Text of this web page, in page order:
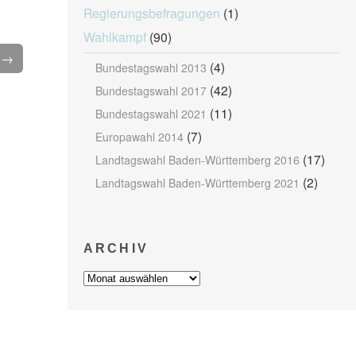
→
Regierungsbefragungen (1)
Wahlkampf(90)
Bundestagswahl 2013 (4)
Bundestagswahl 2017(42)
Bundestagswahl 2021 (11)
Europawahl 2014(7)
Landtagswahl Baden-Württemberg 2016 (17)
Landtagswahl Baden-Württemberg 2021 (2)
ARCHIV
Archiv